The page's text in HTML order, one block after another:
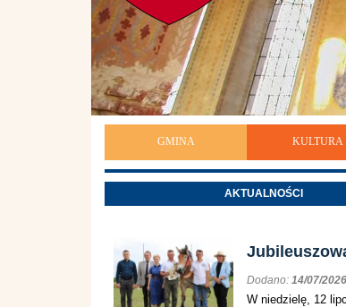
GMINA KULTURA
AKTUALNOŚCI
Dodano:14/07/2026
W niedzielę, 12